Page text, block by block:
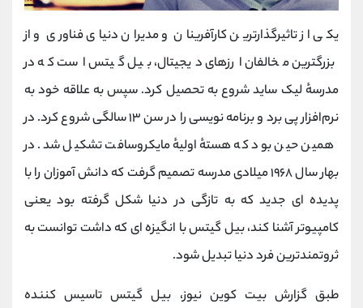
یکی از تاثیرگذارترین کارآفرینان و مدیران دنیای فناوری و از
بزرگترین مخالفان ارزهای دیجیتال، بیل گیتس است که در
مدرسهٔ لیک ساید شروع به تحصیل کرد. سپس به علاقه خود به
نرم‌افزار پی برد و برنامه‌ نویسی را در سن ۱۳ سالگی شروع کرد. در
همین حین بود که هستهٔ اولیهٔ مایکروسافت تشکیل شد. در
بهار سال ۱۹۶۸ میلادی مدرسه تصمیم گرفت که دانش آموزان را با
پدیده‌ ای جدید که به تازگی در دنیا شکل گرفته‌ بود یعنی
کامپیوتر آشنا کند، بیل گیتس با انگیزه ای که داشت توانست به
ثروتمندترین فرد دنیا تبدیل شود.
طبق گزارش بیت کوین نیوز، بیل گیتس تاسیس کننده